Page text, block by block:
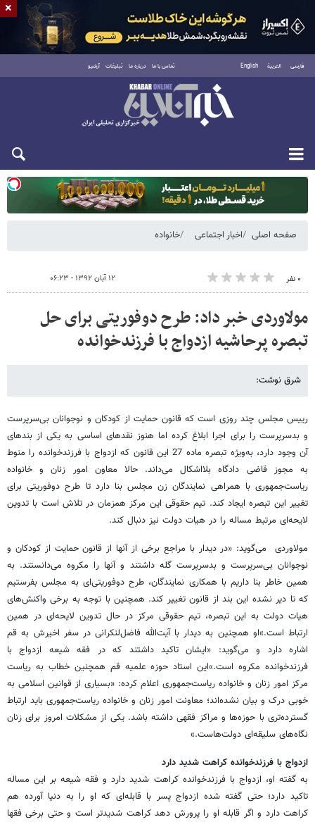
فارسی العربية English تماس با ما درباره ما تبلیغات آرشیو
یکشنبه ۱۸ مرداد ۱۴۰۵
صفحه اصلی اخبار اجتماعی خانواده
۰ نفر ۱۲ آبان ۱۳۹۲ - ۰۶:۲۳
مولاوردی خبر داد: طرح دوفوریتی برای حل
تبصره پرحاشیه ازدواج با فرزندخوانده
شرق نوشت:
رییس مجلس چند روزی است که قانون حمایت از کودکان و نوجوانان بی‌سرپرست
و بدسرپرست را برای اجرا ابلاغ کرده اما هنوز نقدهای اساسی به یکی از بندهای
آن وجود دارد، به‌ویژه تبصره ماده 27 این قانون که ازدواج با فرزندخوانده را منوط
به مجوز قاضی دادگاه بلااشکال می‌داند. حالا معاون امور زنان و خانواده
ریاست‌جمهوری با همراهی نمایندگان زن مجلس بنا دارد تا طرح دوفوریتی برای
تغییر این تبصره ایجاد کند. تیم حقوقی این مرکز همزمان در تلاش است با تدوین
لایحه‌ای مرتبط مساله را در هیات دولت نیز دنبال کند.
مولاوردی می‌گوید: «در دیدار با مراجع برخی از آنها از قانون حمایت از کودکان و
نوجوانان بی‌سرپرست و بدسرپرست گله داشتند و آنها را مکروه می‌دانستند. به
همین خاطر بنا داریم با همکاری نمایندگان، طرح دوفوریتی‌ای به مجلس بفرستیم
که تا دیر نشده این بند از قانون تغییر کند. همچنین با توجه به برخی واکنش‌های
هیات دولت به این تبصره، تیم حقوقی مرکز در حال تدوین لایحه‌ای در همین
ارتباط است.»او همچنین به دیدار با آیت‌الله فاضل‌لنکرانی در سفر اخیرش به قم
اشاره دارد و می‌گوید: «ایشان تاکید داشتند که در فقه شیعه ازدواج با
فرزندخوانده مکروه است.»این استاد حوزه علمیه قم همچنین خطاب به ریاست
مرکز امور زنان و خانواده ریاست‌جمهوری اعلام کرده: «بسیاری از قوانین اسلامی به
خوبی درک و بیان نشده‌اند؛ معاونت امور زنان و خانواده ریاست‌جمهوری باید ارتباط
گسترده‌تری با حوزه‌ها و مراکز فقهی داشته باشد. یکی از مشکلات امروز برای زنان
نگاه‌های سلیقه‌ای دولت‌هاست.»
ازدواج با فرزندخوانده کراهت شدید دارد
به گفته او، ازدواج با فرزندخوانده کراهت شدید دارد و فقه شیعه بر این مساله
تاکید دارد؛ حتی گفته شده ازدواج پسر با قابله‌ای که او را به دنیا آورده هم
کراهت دارد و اگر قابله او را پرورش دهد کراهت شدیدتر است و حتی برخی فقها
×